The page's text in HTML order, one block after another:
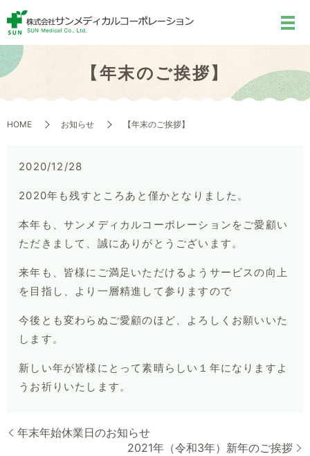
【年末のご挨拶】
HOME お知らせ 【年末のご挨拶】
2020/12/28
2020年も残すところあと僅かとなりました。
本年も、サンメディカルコーポレーションをご愛顧い
ただきまして、誠にありがとうございます。
来年も、皆様にご満足いただけるようサービスの向上
を目指し、より一層精進して参りますので
今後とも変わらぬご愛顧のほど、よろしくお願いいた
します。
新しい年が皆様にとって素晴らしい１年になりますよ
うお祈りいたします。
年末年始休業日のお知らせ
2021年（令和3年）新年のご挨拶